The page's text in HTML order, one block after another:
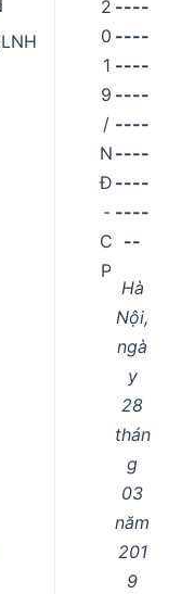
2
0
1
9
/
N
Đ
-
C
P
----
----
----
----
----
----
----
----
--
Hà
Nội,
ngà
y
28
thán
g
03
năm
201
9